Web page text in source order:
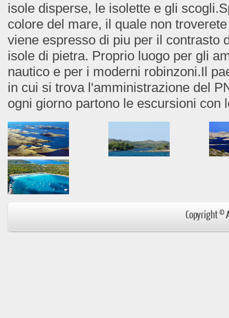
isole disperse, le isolette e gli
colore del mare, il quale non
viene espresso di piu per il contrasto
isole di pietra. Proprio luogo per gli
nautico e per i moderni robinzoni.Il
in cui si trova l'amministrazione del
ogni giorno partono le escursioni con
Copyright ©